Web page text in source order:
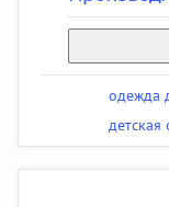
одежда
детская